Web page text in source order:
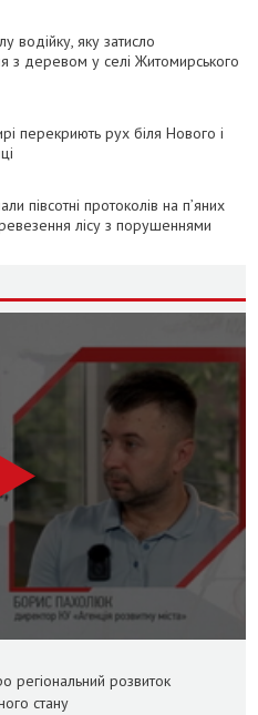
водійку, яку затисло
з деревом у селі Житомирського
перекриють рух біля Нового і
півсотні протоколів на пʼяних
лісу з порушеннями
регіональний розвиток
стану